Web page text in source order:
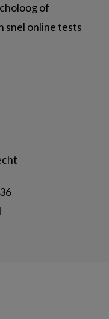
of
snel online tests